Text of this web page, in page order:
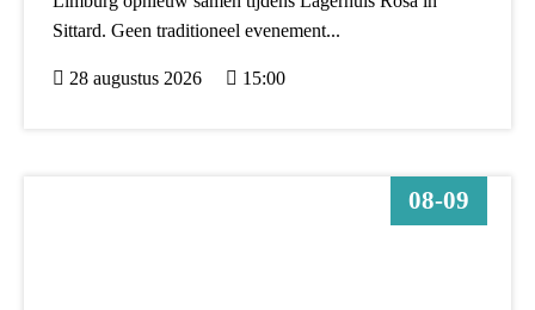
Sittard. Geen traditioneel evenement...
28 augustus 2026 15:00
08-09